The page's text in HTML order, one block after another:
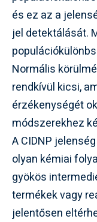
és ez az a
jel detektálását.
Normális
rendkívül kicsi,
érzékenységét
módszerekhez
A CIDNP
olyan kémiai
gyökös
termékek vagy
jelentősen